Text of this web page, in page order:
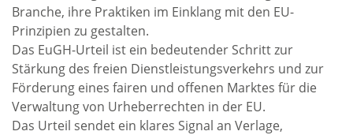
Branche, ihre Praktiken im Einklang mit den EU-
Prinzipien zu gestalten.
Das EuGH-Urteil ist ein bedeutender Schritt zur
Stärkung des freien Dienstleistungsverkehrs und zur
Förderung eines fairen und offenen Marktes für die
Verwaltung von Urheberrechten in der EU.
Das Urteil sendet ein klares Signal an Verlage,